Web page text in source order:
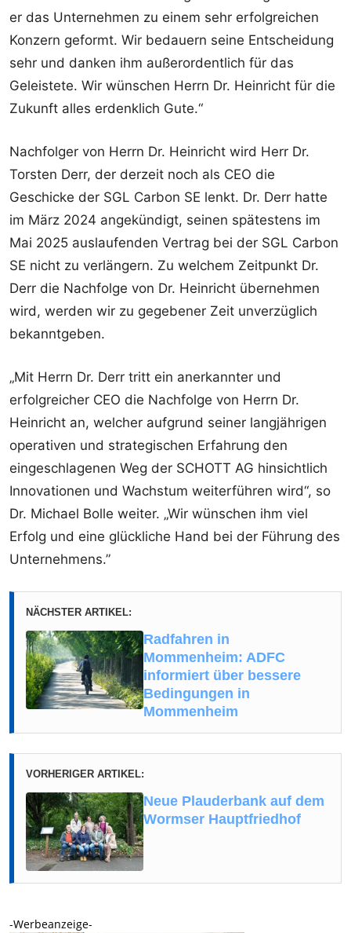
er das Unternehmen zu einem sehr erfolgreichen
Konzern geformt. Wir bedauern seine Entscheidung
sehr und danken ihm außerordentlich für das
Geleistete. Wir wünschen Herrn Dr. Heinricht für die
Zukunft alles erdenklich Gute.“
Nachfolger von Herrn Dr. Heinricht wird Herr Dr.
Torsten Derr, der derzeit noch als CEO die
Geschicke der SGL Carbon SE lenkt. Dr. Derr hatte
im März 2024 angekündigt, seinen spätestens im
Mai 2025 auslaufenden Vertrag bei der SGL Carbon
SE nicht zu verlängern. Zu welchem Zeitpunkt Dr.
Derr die Nachfolge von Dr. Heinricht übernehmen
wird, werden wir zu gegebener Zeit unverzüglich
bekanntgeben.
„Mit Herrn Dr. Derr tritt ein anerkannter und
erfolgreicher CEO die Nachfolge von Herrn Dr.
Heinricht an, welcher aufgrund seiner langjährigen
operativen und strategischen Erfahrung den
eingeschlagenen Weg der SCHOTT AG hinsichtlich
Innovationen und Wachstum weiterführen wird“, so
Dr. Michael Bolle weiter. „Wir wünschen ihm viel
Erfolg und eine glückliche Hand bei der Führung des
Unternehmens.”
NÄCHSTER ARTIKEL:
Radfahren in
Mommenheim: ADFC
informiert über bessere
Bedingungen in
Mommenheim
VORHERIGER ARTIKEL:
Neue Plauderbank auf dem
Wormser Hauptfriedhof
-Werbeanzeige-